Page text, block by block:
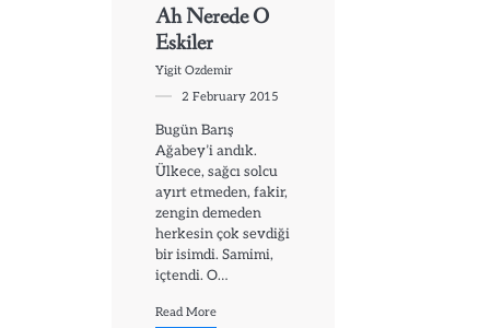
Ah Nerede O
Eskiler
Yigit Ozdemir
2 February 2015
Bugün Barış
Ağabey’i andık.
Ülkece, sağcı solcu
ayırt etmeden, fakir,
zengin demeden
herkesin çok sevdiği
bir isimdi. Samimi,
içtendi. O…
Read More